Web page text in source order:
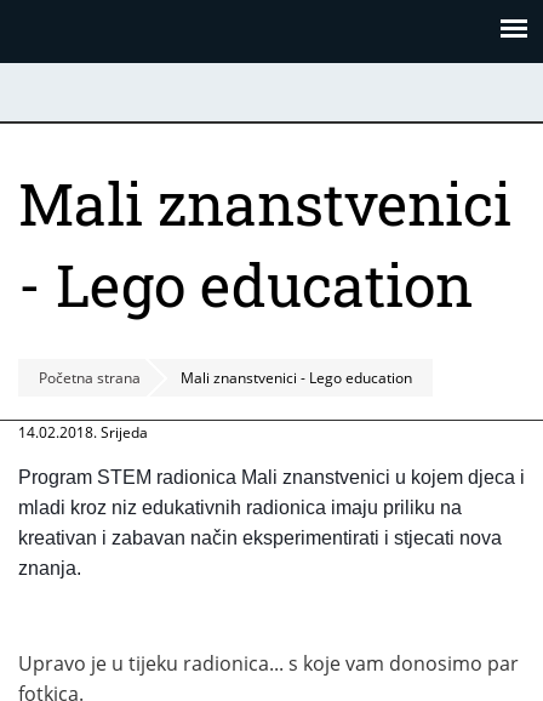
Mali znanstvenici
- Lego education
Početna strana Mali znanstvenici - Lego education
14.02.2018. Srijeda
Program STEM radionica Mali znanstvenici u kojem djeca i
mladi kroz niz edukativnih radionica imaju priliku na
kreativan i zabavan način eksperimentirati i stjecati nova
znanja.
Upravo je u tijeku radionica... s koje vam donosimo par
fotkica.